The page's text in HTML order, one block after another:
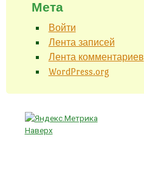
Мета
Войти
Лента записей
Лента комментариев
WordPress.org
Наверх